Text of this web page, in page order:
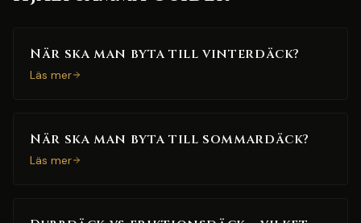
När ska man byta till vinterdäck?
Läs mer
När ska man byta till sommardäck?
Läs mer